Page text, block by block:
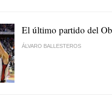
El último partido del
ÁLVARO BALLESTEROS